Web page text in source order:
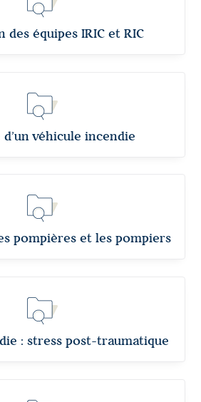
des équipes IRIC et RIC
véhicule incendie
pompières et les pompiers
: stress post-traumatique